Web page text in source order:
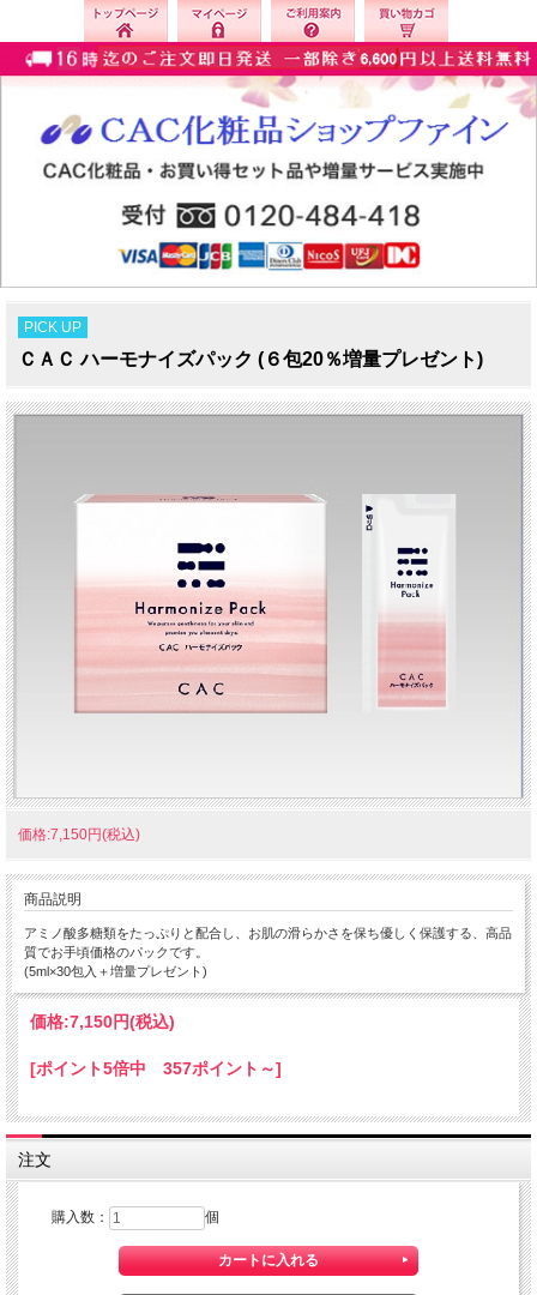
PICK UP
ＣＡＣ ハーモナイズパック (６包20％増量プレゼント)
価格:7,150円(税込)
商品説明
アミノ酸多糖類をたっぷりと配合し、お肌の滑らかさを保ち優しく保護する、高品
質でお手頃価格のパックです。
(5ml×30包入＋増量プレゼント)
価格:7,150円(税込)
[ポイント5倍中 357ポイント～]
注文
購入数： 個